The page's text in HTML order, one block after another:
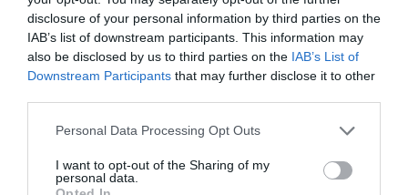
disclosure of your personal information by third parties on the
IAB’s list of downstream participants. This information may
also be disclosed by us to third parties on the IAB’s List of
Downstream Participants that may further disclose it to other
Personal Data Processing Opt Outs
I want to opt-out of the Sharing of my
personal data.
se reunió en el año 2025 hasta seis veces
con Zapatero, mientras se desarrollaba la
investigación judicial sobre la aerolínea